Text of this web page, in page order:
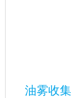
油雾收